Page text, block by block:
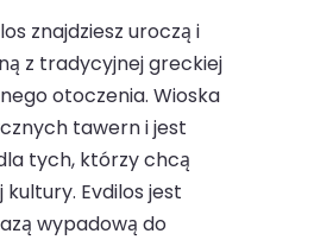
znajdziesz uroczą i
z tradycyjnej greckiej
otoczenia. Wioska
tawern i jest
tych, którzy chcą
Evdilos jest
wypadową do